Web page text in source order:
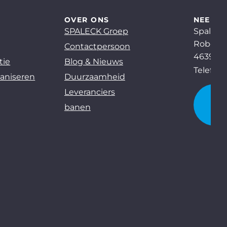
OVER ONS
SPALECK Groep
Contactpersoon
Blog & Nieuws
Duurzaamheid
Leveranciers
banen
NEEM
46397